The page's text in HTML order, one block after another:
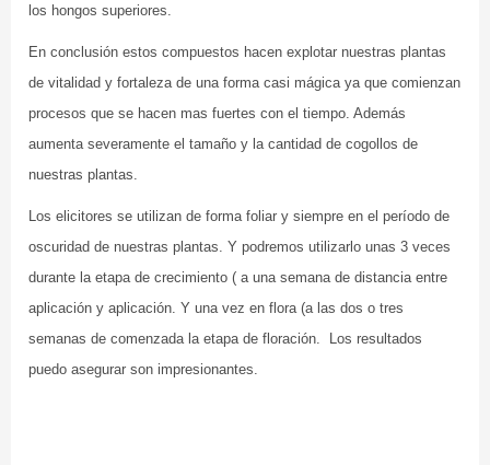
los hongos superiores.
En conclusión estos compuestos hacen explotar nuestras plantas
de vitalidad y fortaleza de una forma casi mágica ya que comienzan
procesos que se hacen mas fuertes con el tiempo. Además
aumenta severamente el tamaño y la cantidad de cogollos de
nuestras plantas.
Los elicitores se utilizan de forma foliar y siempre en el período de
oscuridad de nuestras plantas. Y podremos utilizarlo unas 3 veces
durante la etapa de crecimiento ( a una semana de distancia entre
aplicación y aplicación. Y una vez en flora (a las dos o tres
semanas de comenzada la etapa de floración. Los resultados
puedo asegurar son impresionantes.